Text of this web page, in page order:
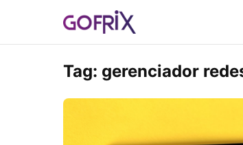
Tag: gerenciador